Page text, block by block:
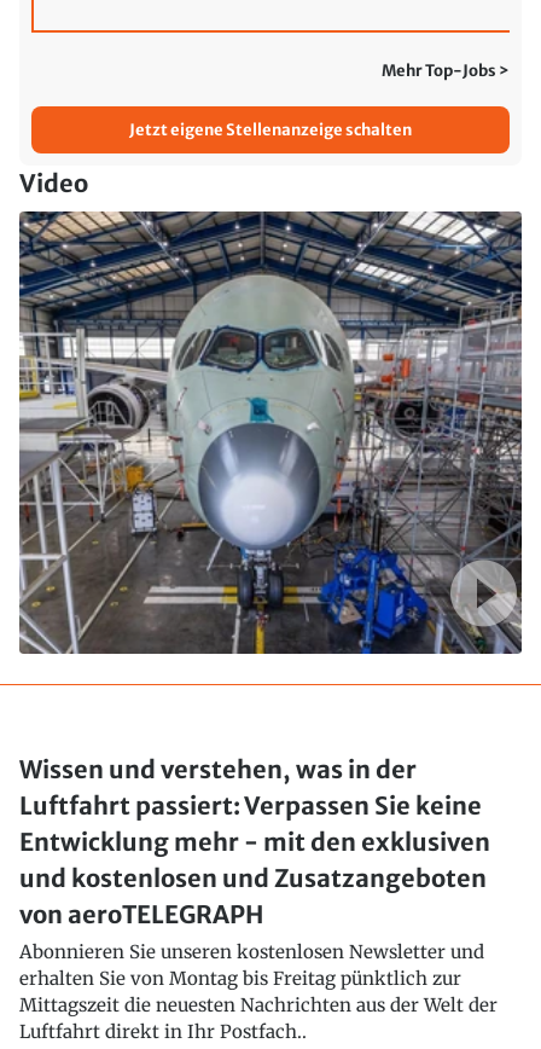
Mehr Top-Jobs >
Jetzt eigene Stellenanzeige schalten
Video
Wissen und verstehen, was in der
Luftfahrt passiert: Verpassen Sie keine
Entwicklung mehr - mit den exklusiven
und kostenlosen und Zusatzangeboten
von aeroTELEGRAPH
Abonnieren Sie unseren kostenlosen Newsletter und
erhalten Sie von Montag bis Freitag pünktlich zur
Mittagszeit die neuesten Nachrichten aus der Welt der
Luftfahrt direkt in Ihr Postfach..